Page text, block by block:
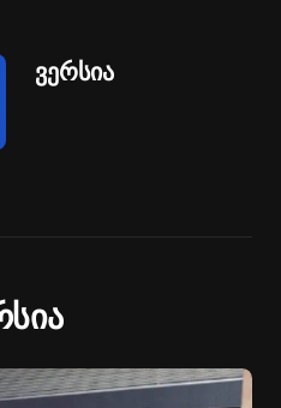
ვერსია